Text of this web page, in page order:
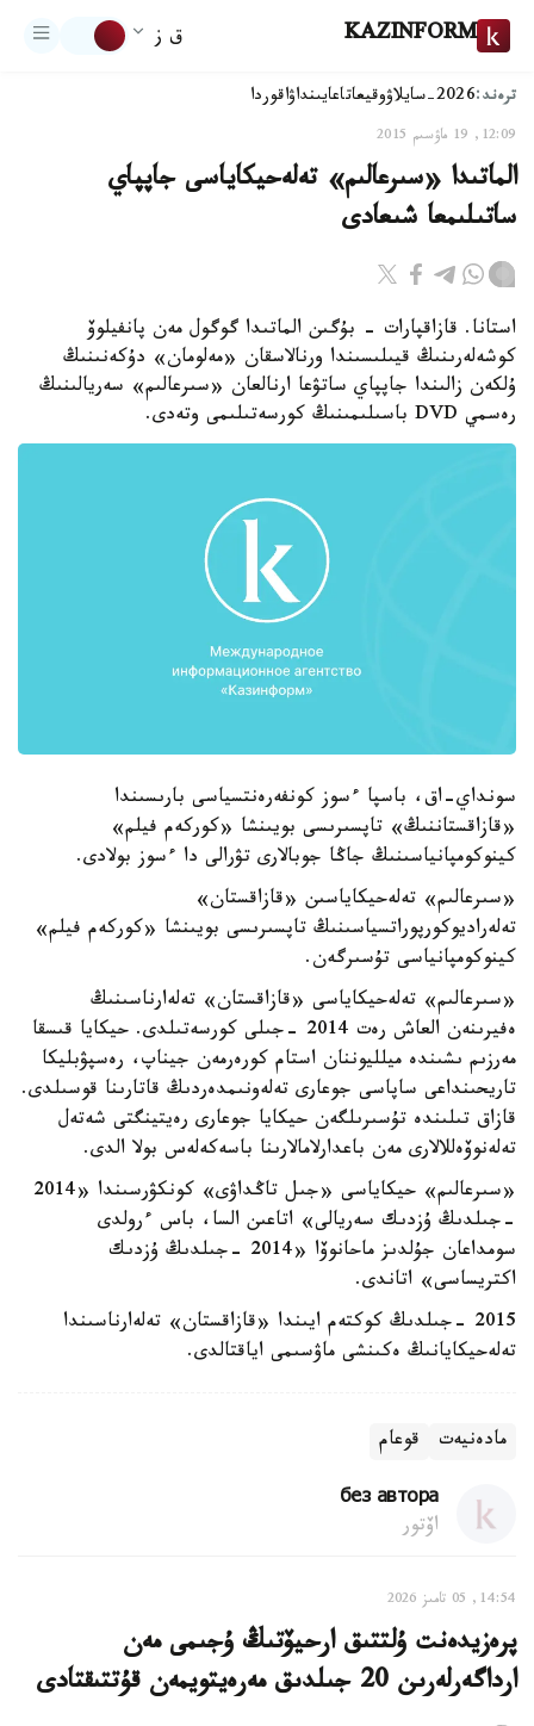
KAZINFORM ق ز
ترەند:2026-سايلاۋ وقيعاتاعايىنداۋاقوردا
12:09, 19 ماۋسىم 2015
الماتىدا «سىرعالىم» تەلەحيكاياسى جاپپاي
ساتىلىمعا شىعادى
استانا. قازاقپارات - بۇگىن الماتىدا گوگول مەن پانفيلوۆ
كوشەلەرىنىڭ قيىلىسىندا ورنالاسقان «مەلومان» دۇكەنىنىڭ
ۇلكەن زالىندا جاپپاي ساتۋعا ارنالعان «سىرعالىم» سەريالىنىڭ
رەسمي DVD باسىلىمىنىڭ كورسەتىلىمى وتەدى.
سونداي-اق، باسپا ءسوز كونفەرەنتسياسى بارىسىندا
«قازاقستاننىڭ» تاپسىرىسى بويىنشا «كوركەم فيلم»
كينوكومپانياسىنىڭ جاڭا جوبالارى تۋرالى دا ءسوز بولادى.
«سىرعالىم» تەلەحيكاياسىن «قازاقستان»
تەلەراديوكورپوراتسياسىنىڭ تاپسىرىسى بويىنشا «كوركەم فيلم»
كينوكومپانياسى تۇسىرگەن.
«سىرعالىم» تەلەحيكاياسى «قازاقستان» تەلەارناسىنىڭ
ەفيرىنەن العاش رەت 2014 -جىلى كورسەتىلدى. حيكايا قىسقا
مەرزىم ىشىندە ميلليوننان استام كورەرمەن جيناپ، رەسپۋبليكا
تاريحىنداعى ساپاسى جوعارى تەلەونىمدەردىڭ قاتارىنا قوسىلدى.
قازاق تىلىندە تۇسىرىلگەن حيكايا جوعارى رەيتينگتى شەتەل
تەلەنوۆەللالارى مەن باعدارلامالارىنا باسەكەلەس بولا الدى.
«سىرعالىم» حيكاياسى «جىل تاڭداۋى» كونكۋرسىندا «2014
-جىلدىڭ ۇزدىك سەريالى» اتاعىن السا، باس ءرولدى
سومداعان جۇلدىز ماحانوۆا «2014 -جىلدىڭ ۇزدىك
اكتريساسى» اتاندى.
2015 -جىلدىڭ كوكتەم ايىندا «قازاقستان» تەلەارناسىندا
تەلەحيكايانىڭ ەكىنشى ماۋسىمى اياقتالدى.
مادەنيەت قوعام
без автора
اۆتور
14:54, 05 تامىز 2026
پرەزيدەنت ۇلتتىق ارحيۆتىڭ ۇجىمى مەن
ارداگەرلەرىن 20 جىلدىق مەرەيتويمەن قۇتتىقتادى